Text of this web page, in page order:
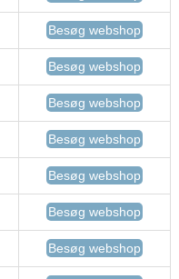
Besøg webshop
Besøg webshop
Besøg webshop
Besøg webshop
Besøg webshop
Besøg webshop
Besøg webshop